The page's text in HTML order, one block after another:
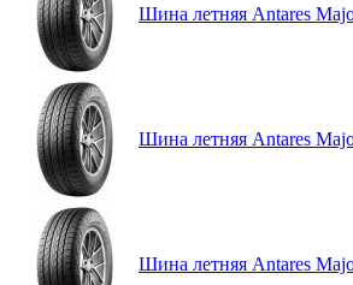
Шина летняя Antares
Шина летняя Antares
Шина летняя Antares